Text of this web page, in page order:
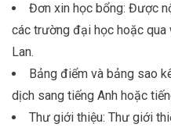
Đơn xin học bổng: Được
các trường đại học hoặc
Lan.
Bảng điểm và bảng sao
dịch sang tiếng Anh hoặc
Thư giới thiệu: Thư giới